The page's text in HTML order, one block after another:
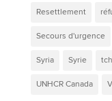
Resettlement
Secours d'urgence
Syria Syrie
UNHCR Canada